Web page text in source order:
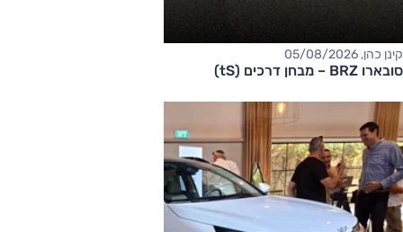
קינן כהן, 05/08/2026
סובארו BRZ – מבחן דרכים (tS)